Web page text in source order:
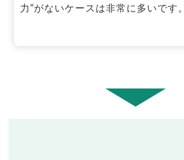
力”がないケースは非常に多いです。